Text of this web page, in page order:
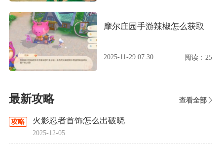
摩尔庄园手游辣椒怎么获取
2025-11-29 07:30 阅读：25
最新攻略 查看全部
攻略 火影忍者首饰怎么出破晓
2025-12-05